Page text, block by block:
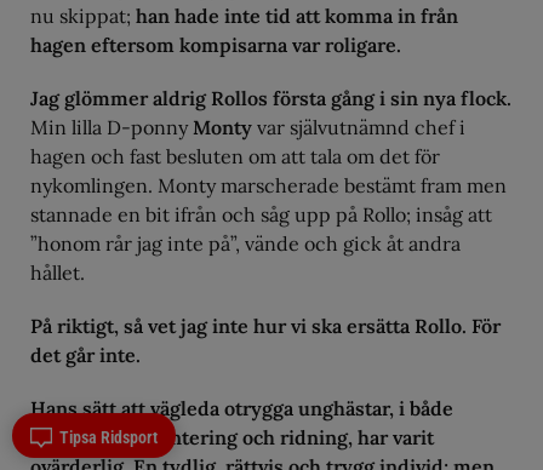
nu skippat; han hade inte tid att komma in från
hagen eftersom kompisarna var roligare.
Jag glömmer aldrig Rollos första gång i sin nya flock.
Min lilla D-ponny Monty var självutnämnd chef i
hagen och fast besluten om att tala om det för
nykomlingen. Monty marscherade bestämt fram men
stannade en bit ifrån och såg upp på Rollo; insåg att
”honom rår jag inte på”, vände och gick åt andra
hållet.
På riktigt, så vet jag inte hur vi ska ersätta Rollo. För
det går inte.
Hans sätt att vägleda otrygga unghästar, i både
uppförande, hantering och ridning, har varit
Tipsa Ridsport